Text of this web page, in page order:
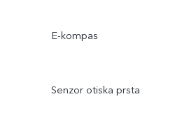
E-kompas
Senzor otiska prsta